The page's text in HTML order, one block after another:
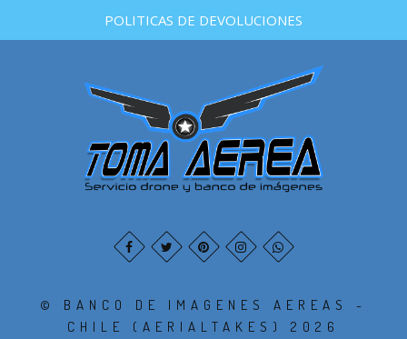
POLITICAS DE DEVOLUCIONES
© BANCO DE IMAGENES AEREAS -
CHILE (AERIALTAKES) 2026